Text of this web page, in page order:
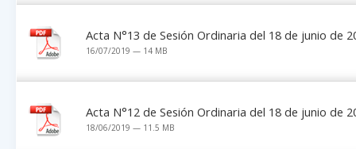
Acta N°13 de Sesión Ordinaria del 18 de junio de
16/07/2019 — 14 MB
Acta N°12 de Sesión Ordinaria del 18 de junio de
18/06/2019 — 11.5 MB